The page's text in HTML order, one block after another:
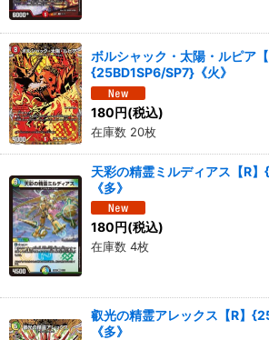
ボルシャック・太陽・ルピア【
{25BD1SP6/SP7}《火》
180円(税込)
在庫数 20枚
天彩の精霊ミルディアス【R
《多》
180円(税込)
在庫数 4枚
叡光の精霊アレックス【R】
《多》